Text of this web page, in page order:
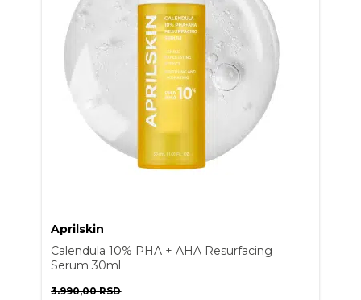
Aprilskin
Calendula 10% PHA + AHA Resurfacing
Serum 30ml
3.990,00RSD